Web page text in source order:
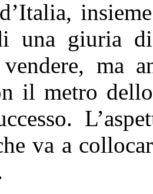
una giuria
ma
il metro
va a